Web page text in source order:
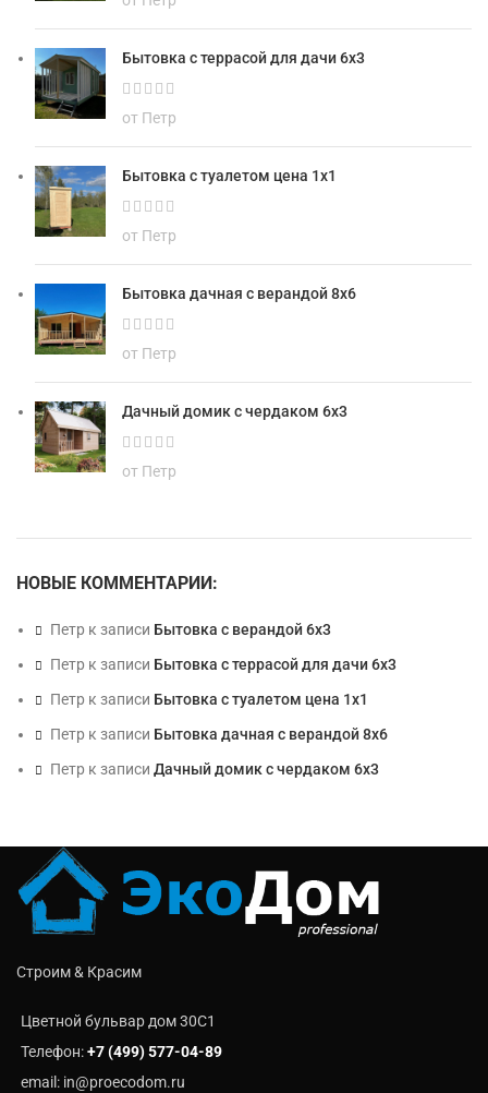
Бытовка с террасой для дачи 6х3
от Петр
Бытовка с туалетом цена 1х1
от Петр
Бытовка дачная с верандой 8х6
от Петр
Дачный домик с чердаком 6х3
от Петр
НОВЫЕ КОММЕНТАРИИ:
Петр к записи Бытовка с верандой 6х3
Петр к записи Бытовка с террасой для дачи 6х3
Петр к записи Бытовка с туалетом цена 1х1
Петр к записи Бытовка дачная с верандой 8х6
Петр к записи Дачный домик с чердаком 6х3
Строим & Красим
Цветной бульвар дом 30C1
Телефон:+7 (499) 577-04-89
email: in@proecodom.ru